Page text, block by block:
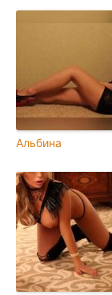
Альбина